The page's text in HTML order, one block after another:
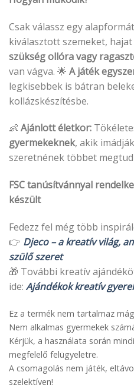
Csak válassz egy
kiválasztott szemeket,
szükség ollóra vagy
van vágva. 🌟 A játék
legkisebbek is bátran
kollázskészítésbe.
👶 Ajánlott életkor:
gyermekeknek, akik
szeretnének többet
FSC tanúsítvánnyal
készült
Fedezz fel még több
👉 Djeco – a kreatív világ,
szülő szeret
🎁 További kreatív
ide: Ajándékok kreatív
Ez a termék nem tartalmaz
Nem alkalmas gyermekek
Kérjük, a használata során
megfelelő felügyeletre.
A csomagolás nem játék,
szelektíven!